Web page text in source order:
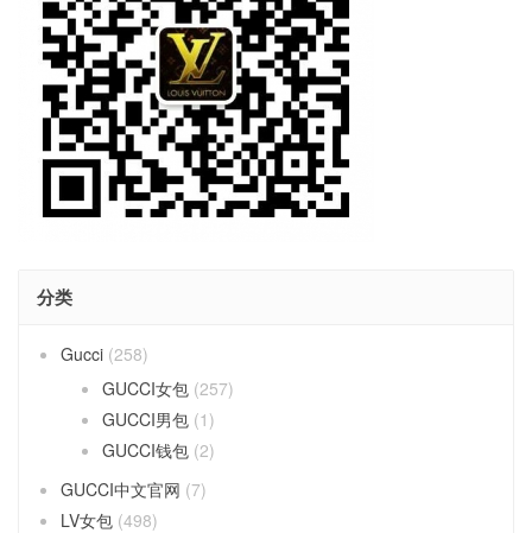
分类
Gucci (258)
GUCCI女包 (257)
GUCCI男包 (1)
GUCCI钱包 (2)
GUCCI中文官网 (7)
LV女包 (498)